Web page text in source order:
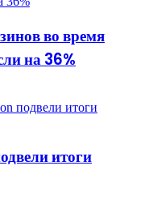
во время
на 36%
итоги